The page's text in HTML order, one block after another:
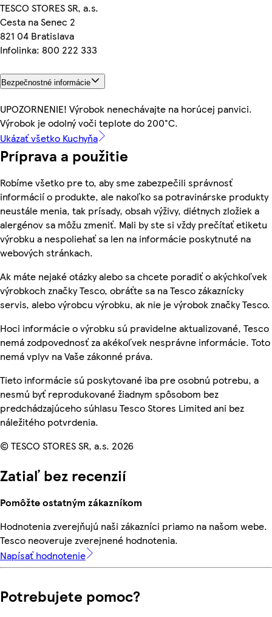
TESCO STORES SR, a.s.
Cesta na Senec 2
821 04 Bratislava
Infolinka: 800 222 333
Bezpečnostné informácie
UPOZORNENIE! Výrobok nenechávajte na horúcej panvici.
Výrobok je odolný voči teplote do 200°C.
Ukázať všetko Kuchyňa
Príprava a použitie
Robíme všetko pre to, aby sme zabezpečili správnosť
informácií o produkte, ale nakoľko sa potravinárske produkty
neustále menia, tak prísady, obsah výživy, diétnych zložiek a
alergénov sa môžu zmeniť. Mali by ste si vždy prečítať etiketu
výrobku a nespoliehať sa len na informácie poskytnuté na
webových stránkach.
Ak máte nejaké otázky alebo sa chcete poradiť o akýchkoľvek
výrobkoch značky Tesco, obráťte sa na Tesco zákaznícky
servis, alebo výrobcu výrobku, ak nie je výrobok značky Tesco.
Hoci informácie o výrobku sú pravidelne aktualizované, Tesco
nemá zodpovednosť za akékoľvek nesprávne informácie. Toto
nemá vplyv na Vaše zákonné práva.
Tieto informácie sú poskytované iba pre osobnú potrebu, a
nesmú byť reprodukované žiadnym spôsobom bez
predchádzajúceho súhlasu Tesco Stores Limited ani bez
náležitého potvrdenia.
© TESCO STORES SR, a.s. 2026
Zatiaľ bez recenzií
Pomôžte ostatným zákazníkom
Hodnotenia zverejňujú naši zákazníci priamo na našom webe.
Tesco neoveruje zverejnené hodnotenia.
Napísať hodnotenie
Potrebujete pomoc?